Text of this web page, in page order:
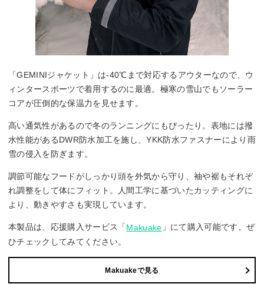
「GEMINIジャケット」は-40℃まで対応するアウターなので、ウ
ィンタースポーツで着用するのに最適。極寒の雪山でもソーラー
コアが圧倒的な保温力を見せます。
高い通気性があるので冬のランニングにもぴったり。表地には撥
水性能があるDWR防水加工を施し、YKK防水ファスナーにより雨
雪の侵入を防ぎます。
調節可能なフードがしっかり頭を外気から守り、袖や裾もそれぞ
れ調整をして体にフィット。人間工学に基づいたカッティングに
より、動きやすさも実現しています。
本製品は、応援購入サービス「Makuake 」にて購入可能です。ぜ
ひチェックしてみてください。
Makuakeで見る